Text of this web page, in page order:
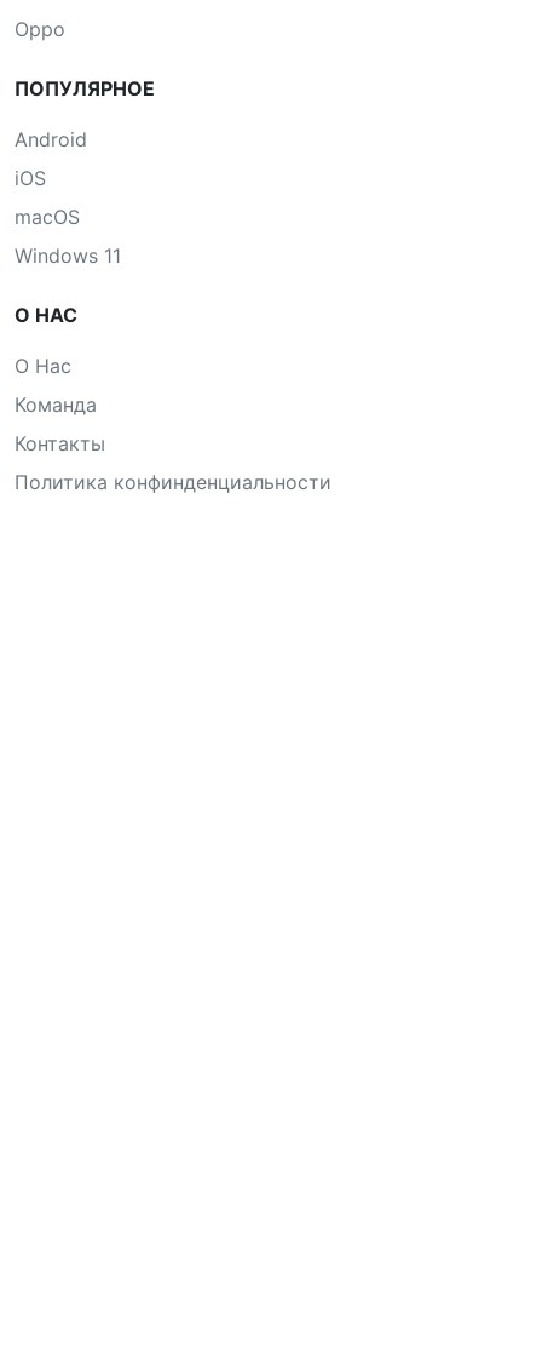
Oppo
ПОПУЛЯРНОЕ
Android
iOS
macOS
Windows 11
О НАС
О Нас
Команда
Контакты
Политика конфинденциальности